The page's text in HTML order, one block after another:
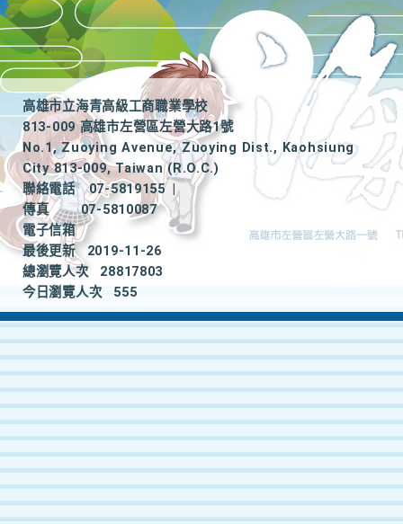
高雄市立海青高級工商職業學校
813-009 高雄市左營區左營大路1號
No.1, Zuoying Avenue, Zuoying Dist., Kaohsiung
City 813-009, Taiwan (R.O.C.)
聯絡電話
07-5819155
|
傳真
07-5810087
電子信箱
最後更新
2019-11-26
總瀏覽人次
28817803
今日瀏覽人次
555